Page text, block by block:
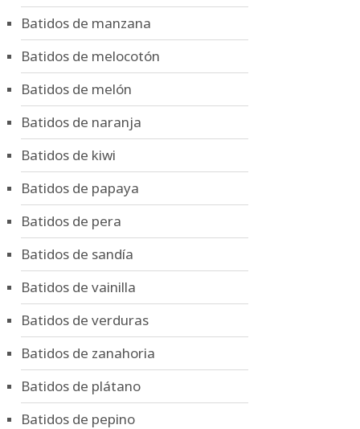
Batidos de manzana
Batidos de melocotón
Batidos de melón
Batidos de naranja
Batidos de kiwi
Batidos de papaya
Batidos de pera
Batidos de sandía
Batidos de vainilla
Batidos de verduras
Batidos de zanahoria
Batidos de plátano
Batidos de pepino